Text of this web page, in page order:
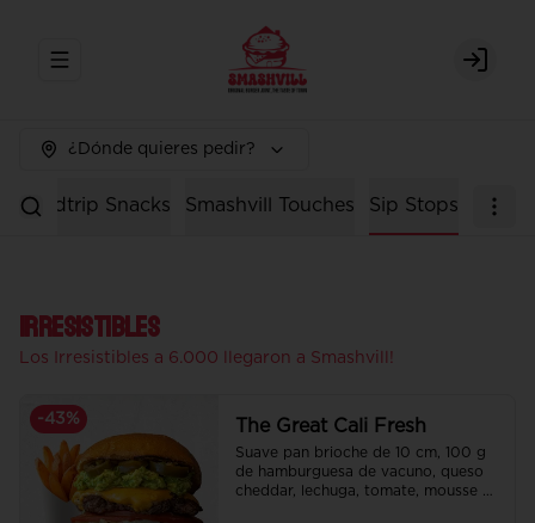
Abrir menu de navegación Login
¿Dónde quieres pedir?
Roadtrip Snacks Smashvill Touches Sip Stops
Irresistibles
Los Irresistibles a 6.000 llegaron a Smashvill!
-43% The Great Cali Fresh
Suave pan brioche de 10 cm, 100 g
de hamburguesa de vacuno, queso
cheddar, lechuga, tomate, mousse de